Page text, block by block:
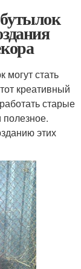
стать
креативный
старые
полезное.
этих